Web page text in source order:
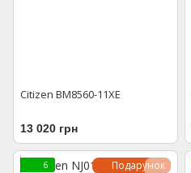
Citizen BM8560-11XE
13 020 грн
Подарунок
6